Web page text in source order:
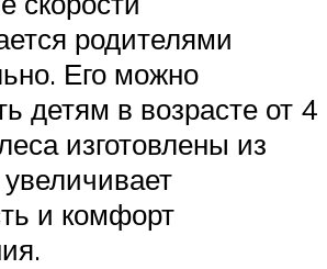
родителями
Его можно
детям в возрасте от 4
изготовлены из
и комфорт